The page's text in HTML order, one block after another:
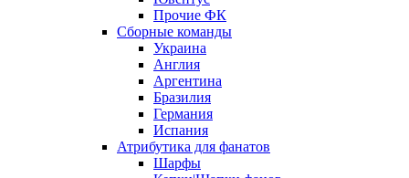
Прочие ФК
Сборные команды
Украина
Англия
Аргентина
Бразилия
Германия
Испания
Атрибутика для фанатов
Шарфы